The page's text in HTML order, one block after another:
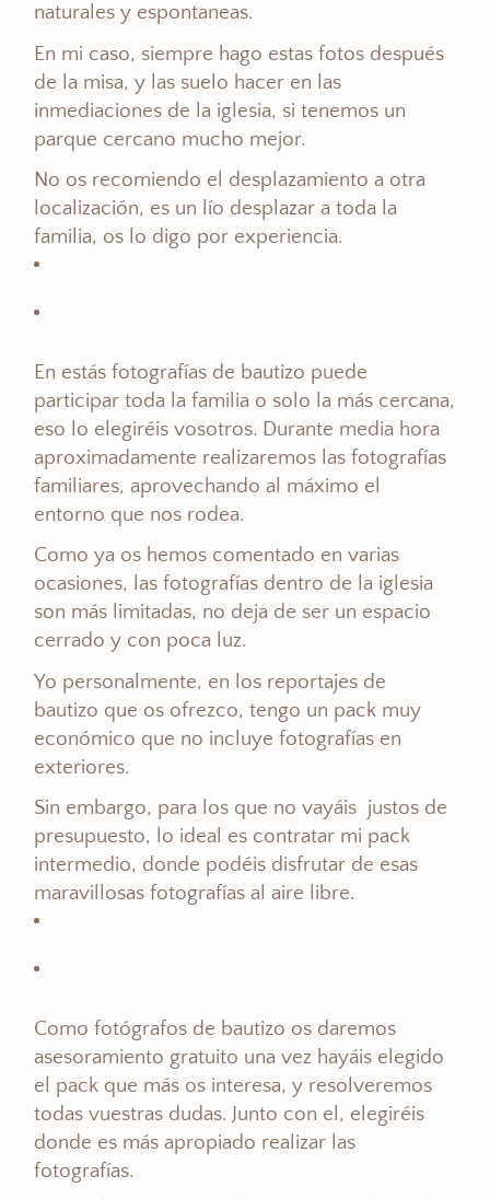
naturales y espontaneas.
En mi caso, siempre hago estas fotos después
de la misa, y las suelo hacer en las
inmediaciones de la iglesia, si tenemos un
parque cercano mucho mejor.
No os recomiendo el desplazamiento a otra
localización, es un lío desplazar a toda la
familia, os lo digo por experiencia.
En estás fotografías de bautizo puede
participar toda la familia o solo la más cercana,
eso lo elegiréis vosotros. Durante media hora
aproximadamente realizaremos las fotografías
familiares, aprovechando al máximo el
entorno que nos rodea.
Como ya os hemos comentado en varias
ocasiones, las fotografías dentro de la iglesia
son más limitadas, no deja de ser un espacio
cerrado y con poca luz.
Yo personalmente, en los reportajes de
bautizo que os ofrezco, tengo un pack muy
económico que no incluye fotografías en
exteriores.
Sin embargo, para los que no vayáis justos de
presupuesto, lo ideal es contratar mi pack
intermedio, donde podéis disfrutar de esas
maravillosas fotografías al aire libre.
Como fotógrafos de bautizo os daremos
asesoramiento gratuito una vez hayáis elegido
el pack que más os interesa, y resolveremos
todas vuestras dudas. Junto con el, elegiréis
donde es más apropiado realizar las
fotografías.